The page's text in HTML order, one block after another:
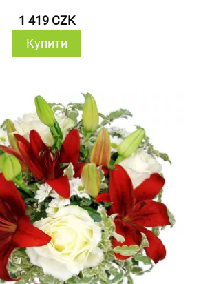
1 419 CZK
Купити